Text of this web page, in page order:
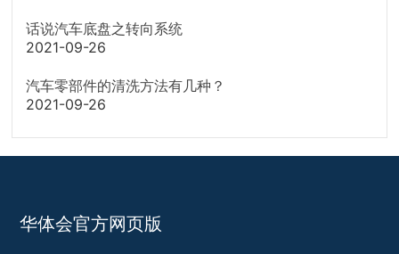
话说汽车底盘之转向系统
2021-09-26
汽车零部件的清洗方法有几种？
2021-09-26
华体会官方网页版